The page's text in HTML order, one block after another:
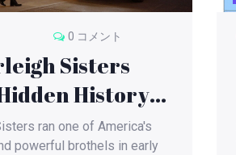
0 コメント
Sisters
History
Brothels
ran one of America's
powerful brothels in early